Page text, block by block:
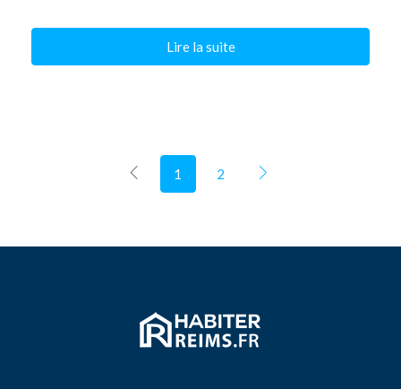
Lire la suite
1 2